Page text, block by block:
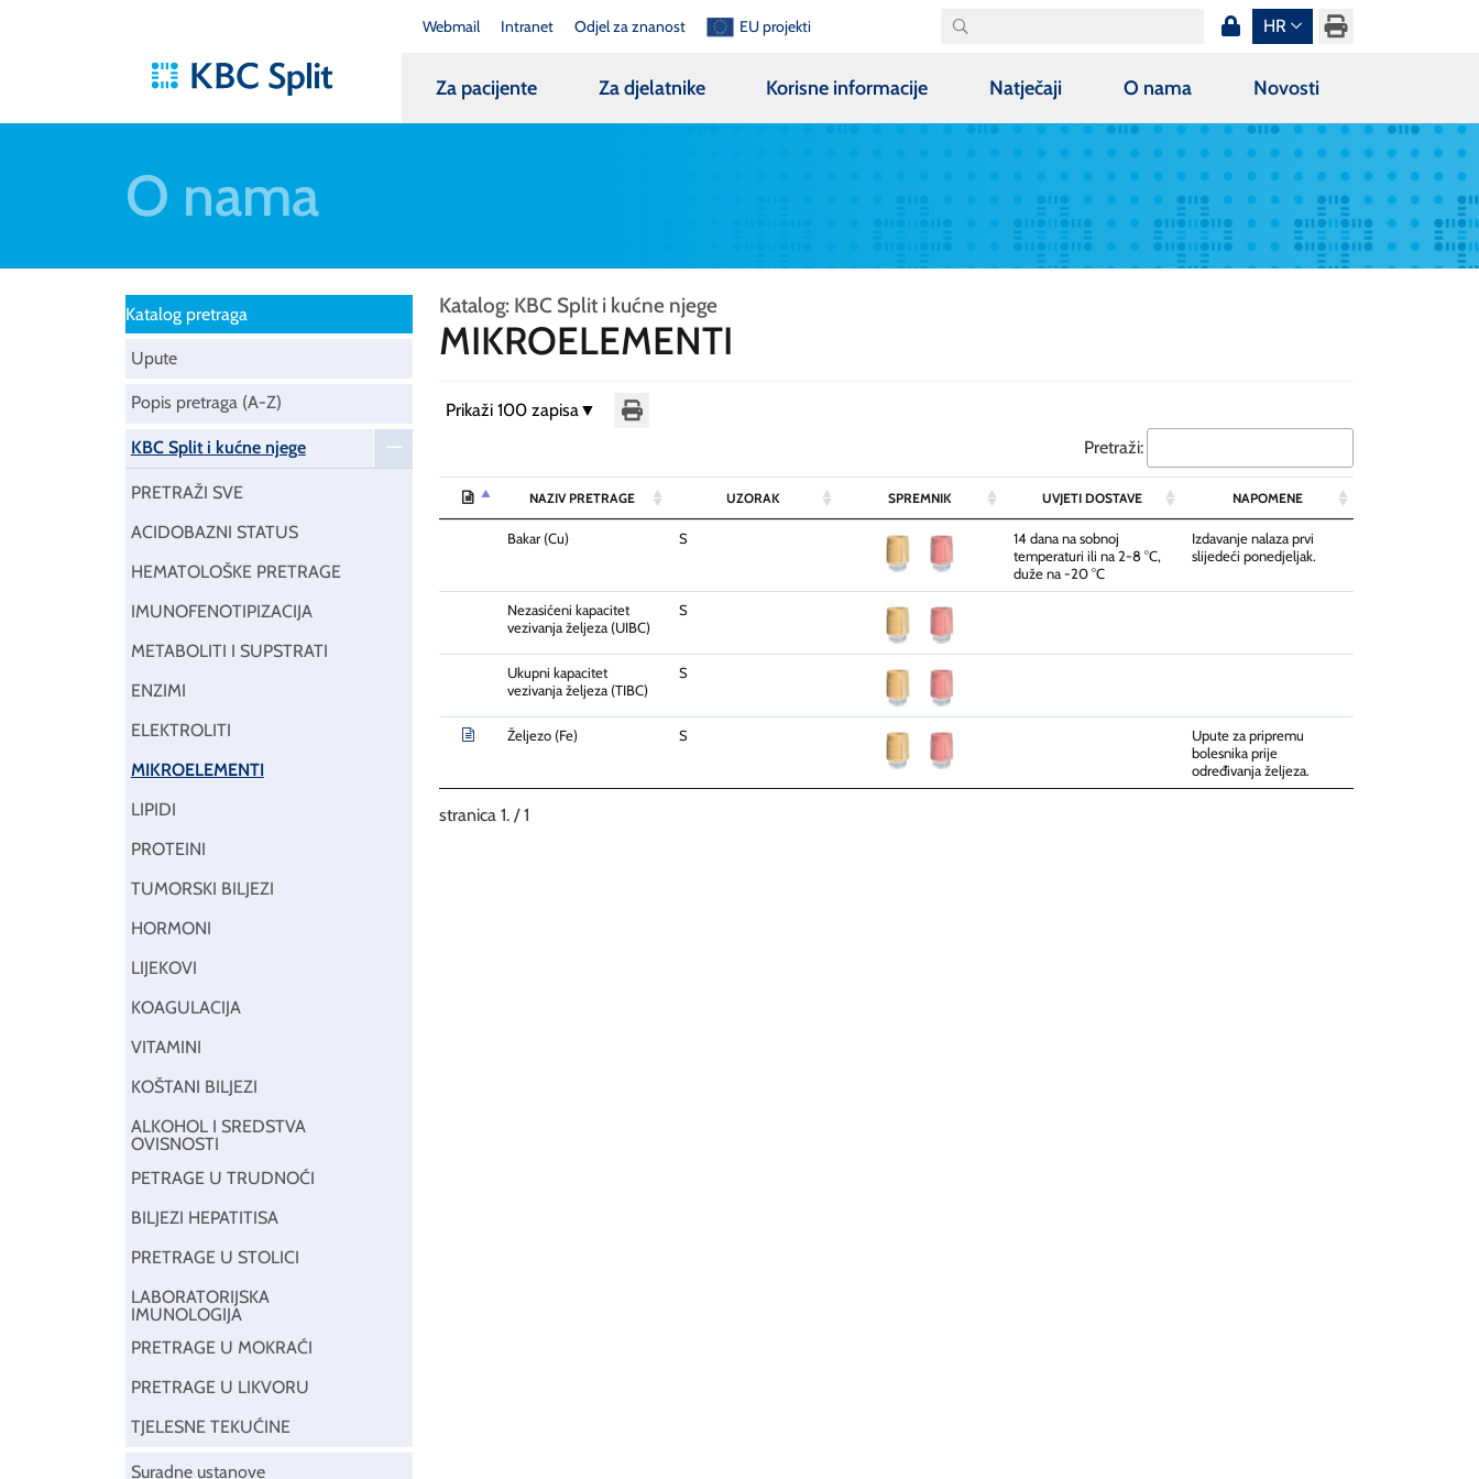
Webmail Intranet Odjel za znanost EU projekti HR
Za pacijente Za djelatnike Korisne informacije Natječaji O nama Novosti
O nama
Katalog pretraga
Upute
Popis pretraga (A-Z)
KBC Split i kućne njege
PRETRAŽI SVE
ACIDOBAZNI STATUS
HEMATOLOŠKE PRETRAGE
IMUNOFENOTIPIZACIJA
METABOLITI I SUPSTRATI
ENZIMI
ELEKTROLITI
MIKROELEMENTI
LIPIDI
PROTEINI
TUMORSKI BILJEZI
HORMONI
LIJEKOVI
KOAGULACIJA
VITAMINI
KOŠTANI BILJEZI
ALKOHOL I SREDSTVA
OVISNOSTI
PETRAGE U TRUDNOĆI
BILJEZI HEPATITISA
PRETRAGE U STOLICI
LABORATORIJSKA
IMUNOLOGIJA
PRETRAGE U MOKRAĆI
PRETRAGE U LIKVORU
TJELESNE TEKUĆINE
Suradne ustanove
Katalog: KBC Split i kućne njege
MIKROELEMENTI
Prikaži 100 zapisa ▼
Pretraži:
NAZIV PRETRAGE UZORAK SPREMNIK UVJETI DOSTAVE NAPOMENE
Bakar (Cu) S
14 dana na sobnoj
temperaturi ili na 2-8 °C,
duže na -20 °C
Izdavanje nalaza prvi
slijedeći ponedjeljak.
Nezasićeni kapacitet
vezivanja željeza (UIBC)
S
Ukupni kapacitet
vezivanja željeza (TIBC)
S
Željezo (Fe) S
Upute za pripremu
bolesnika prije
određivanja željeza.
stranica 1. / 1